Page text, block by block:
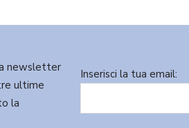
newsletter
ultime
la
Inserisci la tua email: